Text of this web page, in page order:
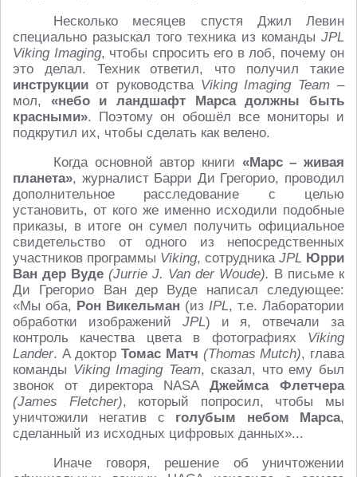
Несколько месяцев спустя Джил Левин
специально разыскал того техника из команды JPL
Viking Imaging, чтобы спросить его в лоб, почему он
это делал. Техник ответил, что получил такие
инструкции от руководства Viking Imaging Team –
мол, «небо и ландшафт Марса должны быть
красными». Поэтому он обошёл все мониторы и
подкрутил их, чтобы сделать как велено.
Когда основной автор книги «Марс – живая
планета», журналист Барри Ди Грегорио, проводил
дополнительное расследование с целью
установить, от кого же именно исходили подобные
приказы, в итоге он сумел получить официальное
свидетельство от одного из непосредственных
участников программы Viking, сотрудника JPL Юрри
Ван дер Вуде (Jurrie J. Van der Woude). В письме к
Ди Грегорио Ван дер Вуде написал следующее:
«Мы оба, Рон Викельман (из IPL, т.е. Лаборатории
обработки изображений JPL) и я, отвечали за
контроль качества цвета в фотографиях Viking
Lander. А докторТомас Матч (Thomas Mutch), глава
команды Viking Imaging Team, сказал, что ему был
звонок от директора NASAДжеймса Флетчера
(James Fletcher), который попросил, чтобы мы
уничтожили негатив с голубым небом Марса,
сделанный из исходных цифровых данных»...
Иначе говоря, решение об уничтожении